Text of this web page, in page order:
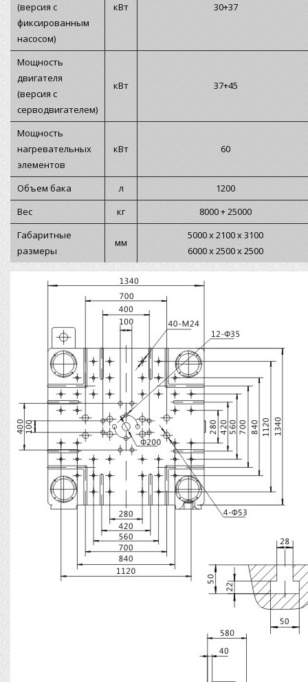
(версия с
фиксированным
насосом)
кВт 30+37
Мощность
двигателя
(версия с
серводвигателем)
кВт 37+45
Мощность
нагревательных
элементов
кВт 60
Объем бака л
1200
Вес
кг
8000 + 25000
Габаритные
размеры
мм
5000 х 2100 х 3100
6000 х 2500 х 2500